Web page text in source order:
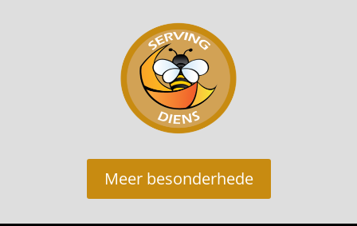
Meer besonderhede